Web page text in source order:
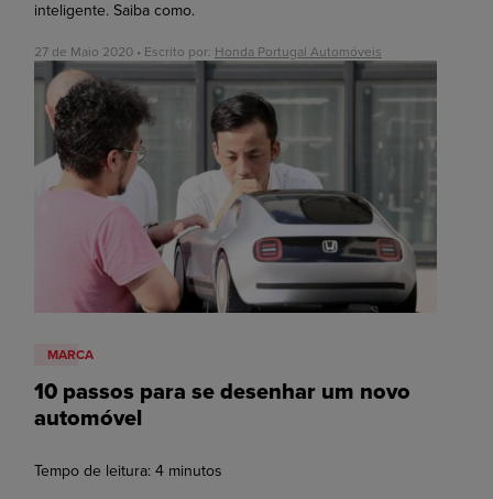
inteligente. Saiba como.
27 de Maio 2020 • Escrito por: Honda Portugal Automóveis
MARCA
10 passos para se desenhar um novo
automóvel
Tempo de leitura: 4 minutos